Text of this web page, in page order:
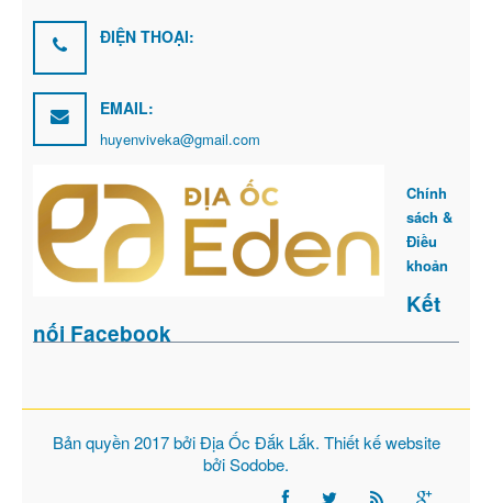
ĐIỆN THOẠI:
EMAIL:
huyenviveka@gmail.com
Chính
sách &
Điều
khoản
Kết
nối Facebook
Bản quyền 2017 bởiĐịa Ốc Đắk Lắk. Thiết kế website
bởiSodobe.